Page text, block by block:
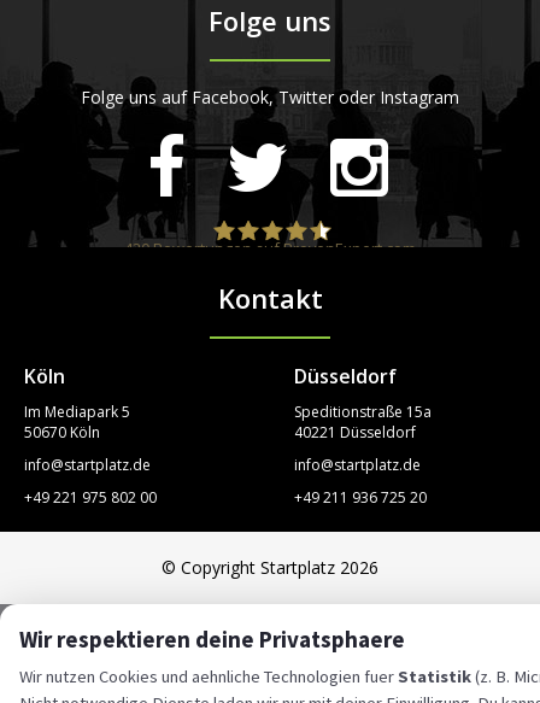
Folge uns
Folge uns auf Facebook, Twitter oder Instagram
STARTPLATZ
420Bewertungen auf ProvenExpert.com
Kontakt
Köln
Im Mediapark 5
50670 Köln
info@startplatz.de
+49 221 975 802 00
Düsseldorf
Speditionstraße 15a
40221 Düsseldorf
info@startplatz.de
+49 211 936 725 20
© Copyright Startplatz 2026
Wir respektieren deine Privatsphaere
Wir nutzen Cookies und aehnliche Technologien fuerStatistik(z. B.